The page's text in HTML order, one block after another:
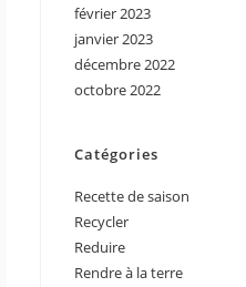
février 2023
janvier 2023
décembre 2022
octobre 2022
Catégories
Recette de saison
Recycler
Reduire
Rendre à la terre